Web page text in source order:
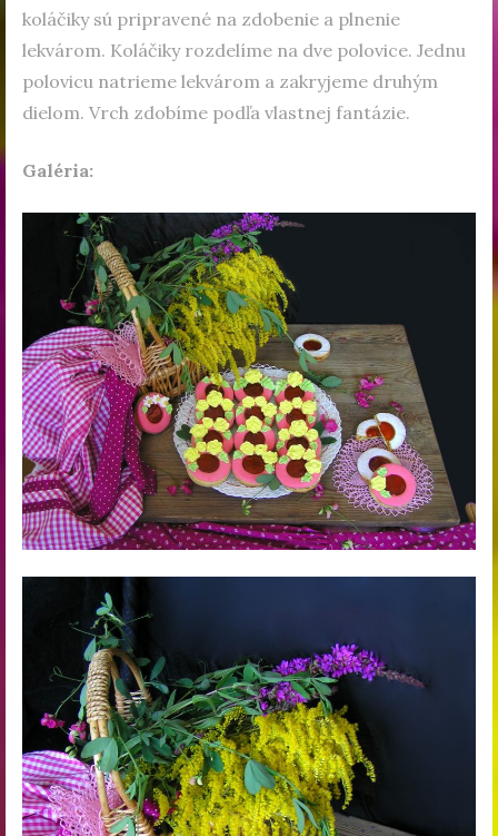
koláčiky sú pripravené na zdobenie a plnenie
lekvárom. Koláčiky rozdelíme na dve polovice. Jednu
polovicu natrieme lekvárom a zakryjeme druhým
dielom. Vrch zdobíme podľa vlastnej fantázie.
Galéria: